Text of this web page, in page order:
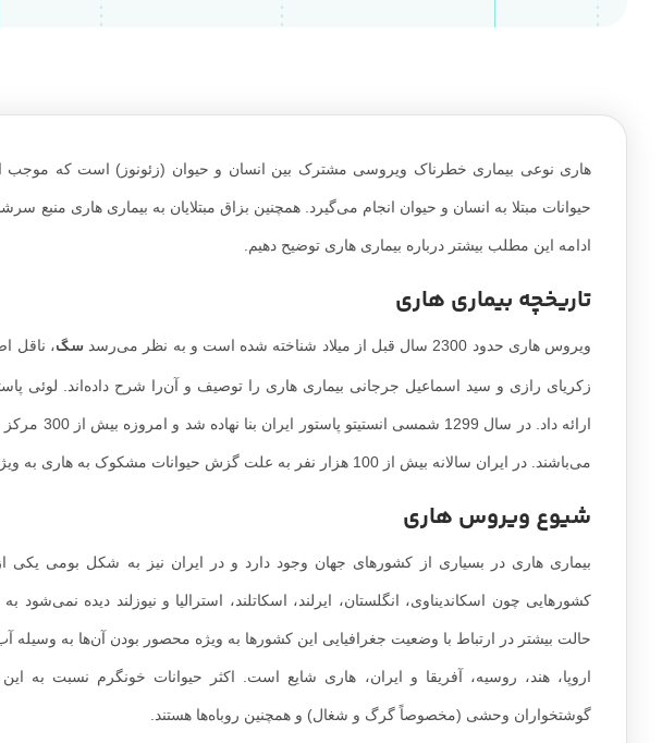
هاری نوعی بیماری خطرناک ویروسی مشترک بین انسان و حیوان (زئونوز) است که موجب
حیوانات مبتلا به انسان و حیوان انجام می‌گیرد. همچنین بزاق مبتلایان به بیماری هاری منبع
ادامه این مطلب بیشتر درباره بیماری هاری توضیح دهیم.
تاریخچه بیماری هاری
ویروس هاری حدود 2300 سال قبل از میلاد شناخته شده است و به نظر می‌رسد سگ، ناقل
ارائه داد.
می‌باشند. در ایران سالانه بیش از 100 هزار نفر به علت گزش حیوانات مشکوک به هاری به ویژه سگ، تحت درمان ضد هاری قرار می‌گیرند.
شیوع ویروس هاری
بیماری هاری در بسیاری از کشورهای جهان وجود دارد و در ایران نیز به شکل بومی
کشورهایی چون اسکاندیناوی، انگلستان، ایرلند، اسکاتلند، استرالیا و نیوزلند دیده
حالت بیشتر در ارتباط با وضعیت جغرافیایی این کشورها به ویژه محصور بودن آن‌ها به وسیله آب
اروپا، هند، روسیه، آفریقا و ایران، هاری شایع است. اکثر حیوانات خونگرم نسبت به
گوشتخواران وحشی (مخصوصاً گرگ و شغال) و همچنین روباه‌ها هستند.